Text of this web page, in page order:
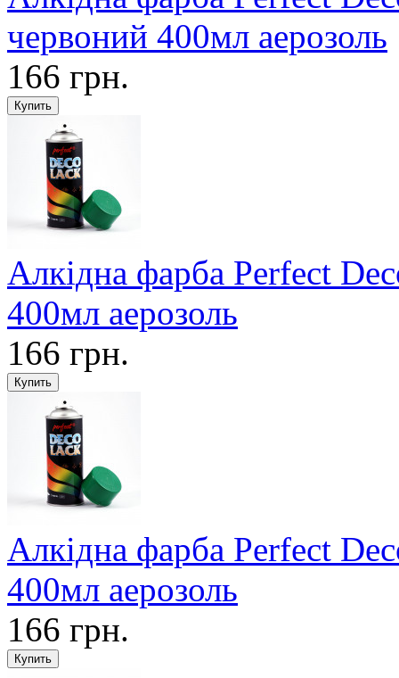
червоний 400мл аерозоль
166 грн.
Алкідна фарба Perfect
400мл аерозоль
166 грн.
Алкідна фарба Perfect
400мл аерозоль
166 грн.